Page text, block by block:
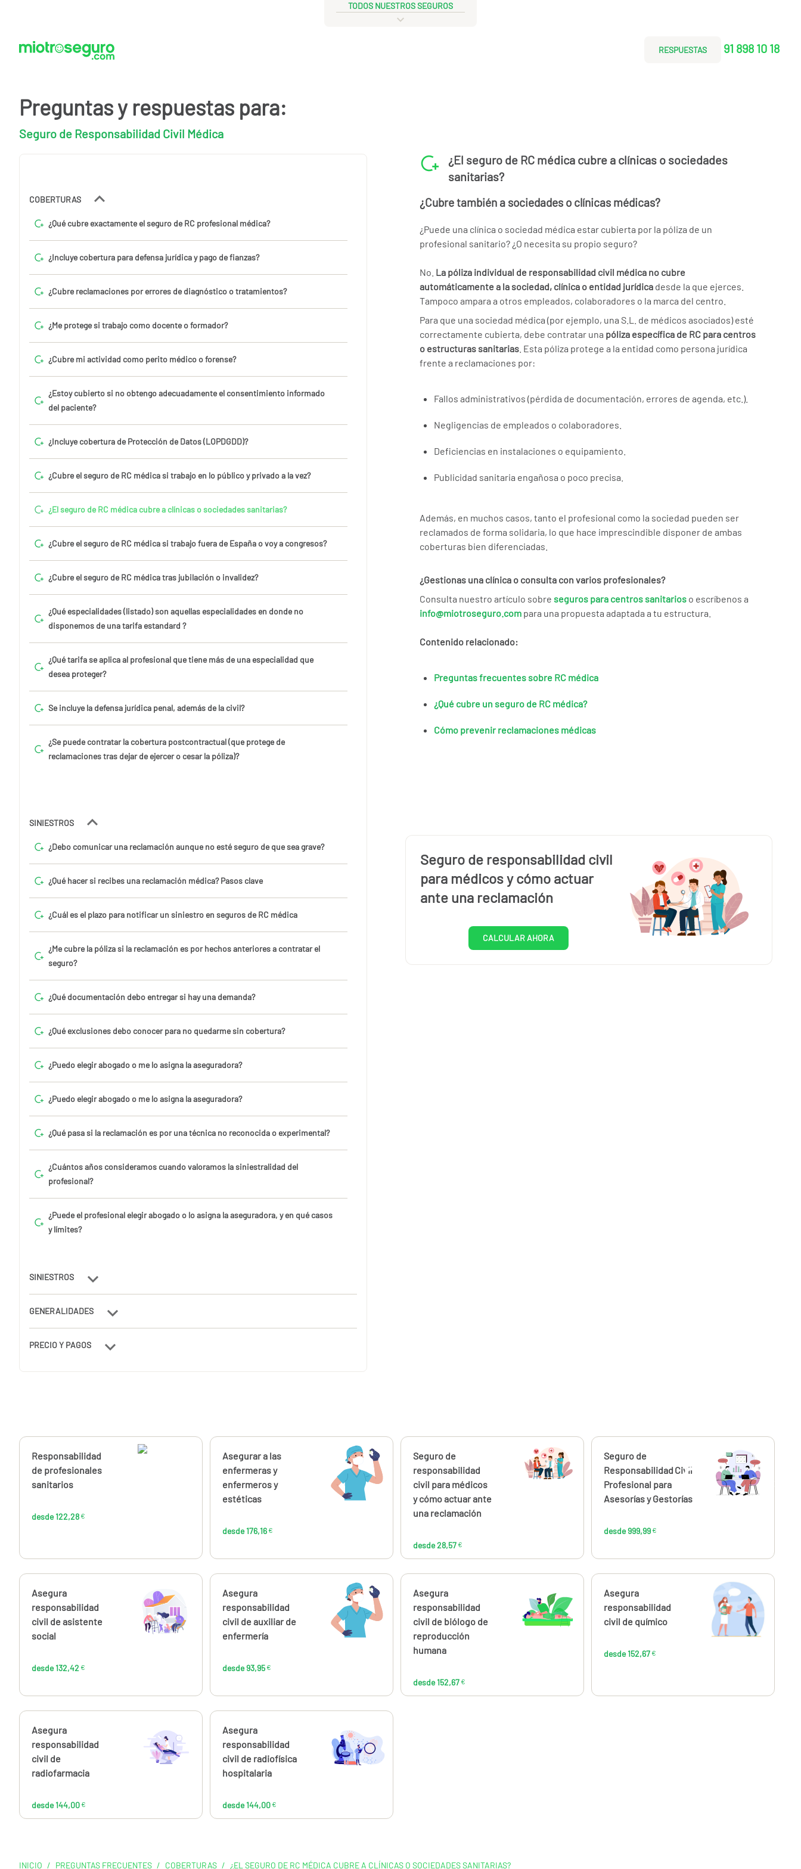
TODOS NUESTROS SEGUROS
RESPUESTAS 91 898 10 18
Preguntas y respuestas para:
Seguro de Responsabilidad Civil Médica
COBERTURAS
¿Qué cubre exactamente el seguro de RC profesional médica?
¿Incluye cobertura para defensa jurídica y pago de fianzas?
¿Cubre reclamaciones por errores de diagnóstico o tratamientos?
¿Me protege si trabajo como docente o formador?
¿Cubre mi actividad como perito médico o forense?
¿Estoy cubierto si no obtengo adecuadamente el consentimiento informado
del paciente?
¿Incluye cobertura de Protección de Datos (LOPDGDD)?
¿Cubre el seguro de RC médica si trabajo en lo público y privado a la vez?
¿El seguro de RC médica cubre a clínicas o sociedades sanitarias?
¿Cubre el seguro de RC médica si trabajo fuera de España o voy a congresos?
¿Cubre el seguro de RC médica tras jubilación o invalidez?
¿Qué especialidades (listado) son aquellas especialidades en donde no
disponemos de una tarifa estandard ?
¿Qué tarifa se aplica al profesional que tiene más de una especialidad que
desea proteger?
Se incluye la defensa jurídica penal, además de la civil?
¿Se puede contratar la cobertura postcontractual (que protege de
reclamaciones tras dejar de ejercer o cesar la póliza)?
SINIESTROS
¿Debo comunicar una reclamación aunque no esté seguro de que sea grave?
¿Qué hacer si recibes una reclamación médica? Pasos clave
¿Cuál es el plazo para notificar un siniestro en seguros de RC médica
¿Me cubre la póliza si la reclamación es por hechos anteriores a contratar el
seguro?
¿Qué documentación debo entregar si hay una demanda?
¿Qué exclusiones debo conocer para no quedarme sin cobertura?
¿Puedo elegir abogado o me lo asigna la aseguradora?
¿Puedo elegir abogado o me lo asigna la aseguradora?
¿Qué pasa si la reclamación es por una técnica no reconocida o experimental?
¿Cuántos años consideramos cuando valoramos la siniestralidad del
profesional?
¿Puede el profesional elegir abogado o lo asigna la aseguradora, y en qué casos
y límites?
SINIESTROS
GENERALIDADES
PRECIO Y PAGOS
¿El seguro de RC médica cubre a clínicas o sociedades
sanitarias?
¿Cubre también a sociedades o clínicas médicas?
¿Puede una clínica o sociedad médica estar cubierta por la póliza de un
profesional sanitario? ¿O necesita su propio seguro?
No. La póliza individual de responsabilidad civil médica no cubre
automáticamente a la sociedad, clínica o entidad jurídica desde la que ejerces.
Tampoco ampara a otros empleados, colaboradores o la marca del centro.
Para que una sociedad médica (por ejemplo, una S.L. de médicos asociados) esté
correctamente cubierta, debe contratar una póliza específica de RC para centros
o estructuras sanitarias . Esta póliza protege a la entidad como persona jurídica
frente a reclamaciones por:
Fallos administrativos (pérdida de documentación, errores de agenda, etc.).
Negligencias de empleados o colaboradores.
Deficiencias en instalaciones o equipamiento.
Publicidad sanitaria engañosa o poco precisa.
Además, en muchos casos, tanto el profesional como la sociedad pueden ser
reclamados de forma solidaria, lo que hace imprescindible disponer de ambas
coberturas bien diferenciadas.
¿Gestionas una clínica o consulta con varios profesionales?
Consulta nuestro artículo sobre seguros para centros sanitarios o escríbenos a
info@miotroseguro.com para una propuesta adaptada a tu estructura.
Contenido relacionado:
Preguntas frecuentes sobre RC médica
¿Qué cubre un seguro de RC médica?
Cómo prevenir reclamaciones médicas
Seguro de responsabilidad civil
para médicos y cómo actuar
ante una reclamación
CALCULAR AHORA
Calcúlalo ahora
Responsabilidad
de profesionales
sanitarios
desde 122,28 €
Calcúlalo ahora
Asegurar a las
enfermeras y
enfermeros y
estéticas
desde 176,16 €
176,16€
Calcúlalo ahora
Seguro de
responsabilidad
civil para médicos
y cómo actuar ante
una reclamación
desde 28,57 €
28,57 €
Calcúlalo ahora
Seguro de
Responsabilidad Civil
Profesional para
Asesorías y Gestorías
desde 999,99 €
999,99
Calcúlalo ahora
Asegura
responsabilidad
civil de asistente
social
desde 132,42 €
132,42
Calcúlalo ahora
Asegura
responsabilidad
civil de auxiliar de
enfermería
desde 93,95 €
93,95€
Calcúlalo ahora
Asegura
responsabilidad
civil de biólogo de
reproducción
humana
desde 152,67 €
152,67€
Calcúlalo ahora
Asegura
responsabilidad
civil de químico
desde 152,67 €
152,67 €
Calcúlalo ahora
Asegura
responsabilidad
civil de
radiofarmacia
desde 144,00 €
144,00
Calcúlalo ahora
Asegura
responsabilidad
civil de radiofísica
hospitalaria
desde 144,00 €
144,00€
INICIO / PREGUNTAS FRECUENTES / COBERTURAS / ¿EL SEGURO DE RC MÉDICA CUBRE A CLÍNICAS O SOCIEDADES SANITARIAS?